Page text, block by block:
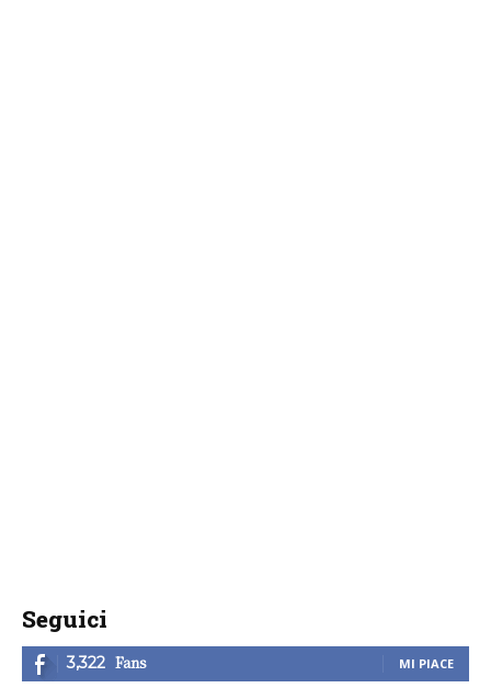
Seguici
3,322 Fans MI PIACE